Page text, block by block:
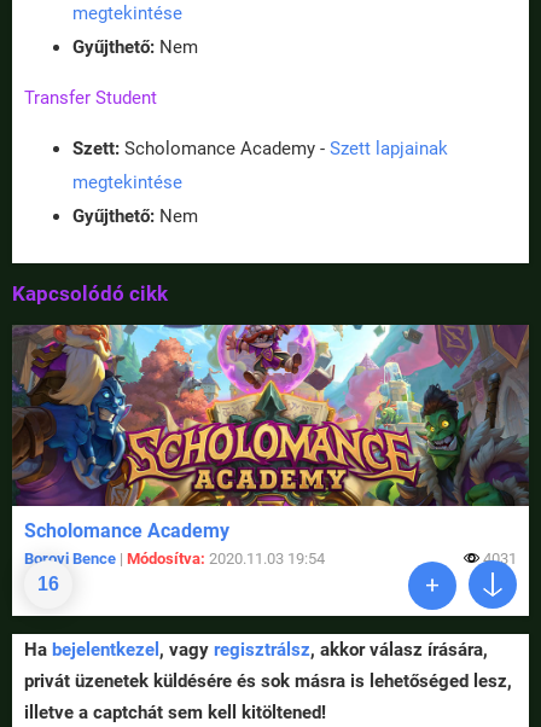
megtekintése
Gyűjthető: Nem
Transfer Student
Szett: Scholomance Academy - Szett lapjainak
megtekintése
Gyűjthető: Nem
Kapcsolódó cikk
16
Scholomance Academy
Borovi Bence | Módosítva: 2020.11.03 19:54 4031
Ha bejelentkezel , vagy regisztrálsz, akkor válasz írására,
privát üzenetek küldésére és sok másra is lehetőséged lesz,
illetve a captchát sem kell kitöltened!